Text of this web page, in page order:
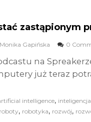
zastąpionym
Monika Gapińska 0
na
już teraz
intelligence, inteligencja
roboty, robotyka, rozwój,